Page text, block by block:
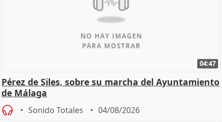
04:47
Pérez de Siles, sobre su marcha del Ayuntamiento
de Málaga
Sonido Totales 04/08/2026